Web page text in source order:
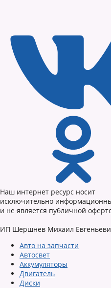
Наш интернет ресурс носит
исключительно
и не является публичной
ИП Шершнев Михаил
Авто на запчасти
Автосвет
Аккумуляторы
Двигатель
Диски